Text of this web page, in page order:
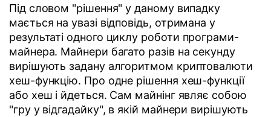
Під словом "рішення" у даному випадку
мається на увазі відповідь, отримана у
результаті одного циклу роботи програми-
майнера. Майнери багато разів на секунду
вирішують задану алгоритмом криптовалюти
хеш-функцію. Про одне рішення хеш-функції
або хеш і йдеться. Сам майнінг являє собою
"гру у відгадайку", в якій майнери вирішують